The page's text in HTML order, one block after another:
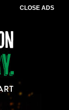
CLOSE ADS